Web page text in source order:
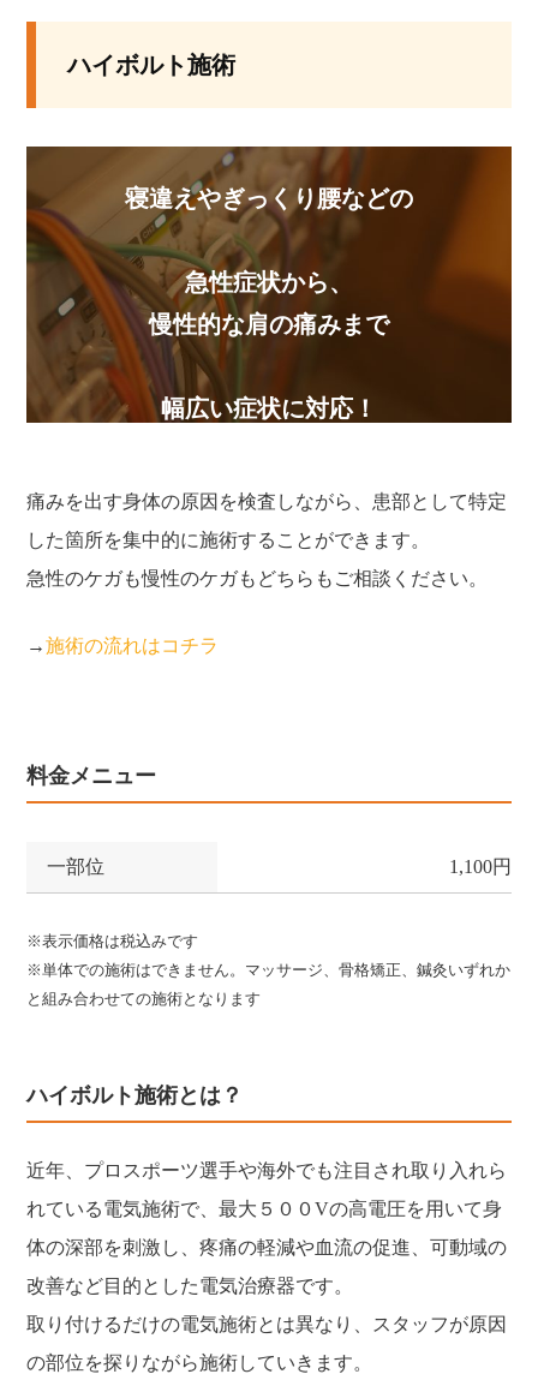
ハイボルト施術
寝違えやぎっくり腰などの
急性症状から、
慢性的な肩の痛みまで
幅広い症状に対応！
痛みを出す身体の原因を検査しながら、患部として特定
した箇所を集中的に施術することができます。
急性のケガも慢性のケガもどちらもご相談ください。
→施術の流れはコチラ
料金メニュー
一部位 1,100円
※表示価格は税込みです
※単体での施術はできません。マッサージ、骨格矯正、鍼灸いずれか
と組み合わせての施術となります
ハイボルト施術とは？
近年、プロスポーツ選手や海外でも注目され取り入れら
れている電気施術で、最大５００Vの高電圧を用いて身
体の深部を刺激し、疼痛の軽減や血流の促進、可動域の
改善など目的とした電気治療器です。
取り付けるだけの電気施術とは異なり、スタッフが原因
の部位を探りながら施術していきます。